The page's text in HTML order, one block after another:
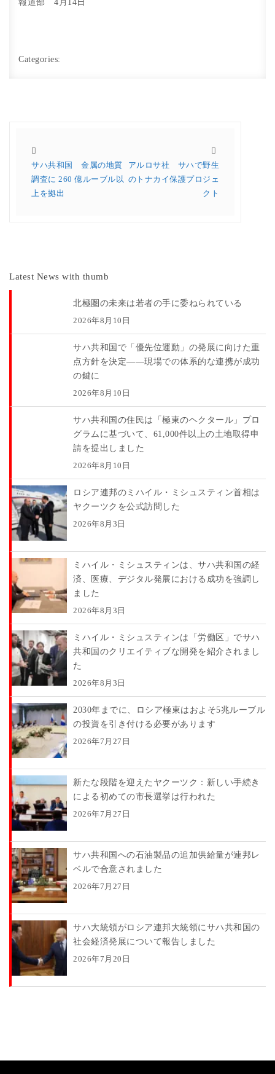
報道部 4月14日
Categories:
サハ共和国 金属の地質
調査に 260 億ルーブル以
上を拠出
アルロサ社 サハで野生
のトナカイ保護プロジェ
クト
Latest News with thumb
北極圏の未来は若者の手に委ねられている
2026年8月10日
サハ共和国で「優先位運動」の発展に向けた重
点方針を決定――現場での体系的な連携が成功
の鍵に
2026年8月10日
サハ共和国の住民は「極東のヘクタール」プロ
グラムに基づいて、61,000件以上の土地取得申
請を提出しました
2026年8月10日
ロシア連邦のミハイル・ミシュスティン首相は
ヤクーツクを公式訪問した
2026年8月3日
ミハイル・ミシュスティンは、サハ共和国の経
済、医療、デジタル発展における成功を強調し
ました
2026年8月3日
ミハイル・ミシュスティンは「労働区」でサハ
共和国のクリエイティブな開発を紹介されまし
た
2026年8月3日
2030年までに、ロシア極東はおよそ5兆ルーブル
の投資を引き付ける必要があります
2026年7月27日
新たな段階を迎えたヤクーツク：新しい手続き
による初めての市長選挙は行われた
2026年7月27日
サハ共和国への石油製品の追加供給量が連邦レ
ベルで合意されました
2026年7月27日
サハ大統領がロシア連邦大統領にサハ共和国の
社会経済発展について報告しました
2026年7月20日